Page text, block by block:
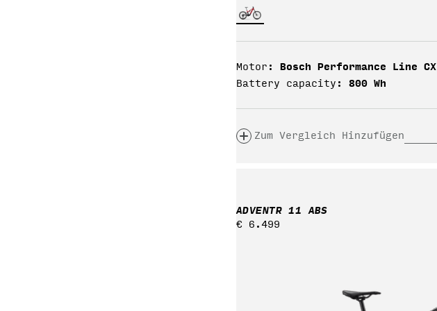
Motor: Bosch Performance Line CX
Battery capacity: 800 Wh
Zum Vergleich Hinzufügen
ADVENTR 11 ABS
Regulärer
€ 6.499